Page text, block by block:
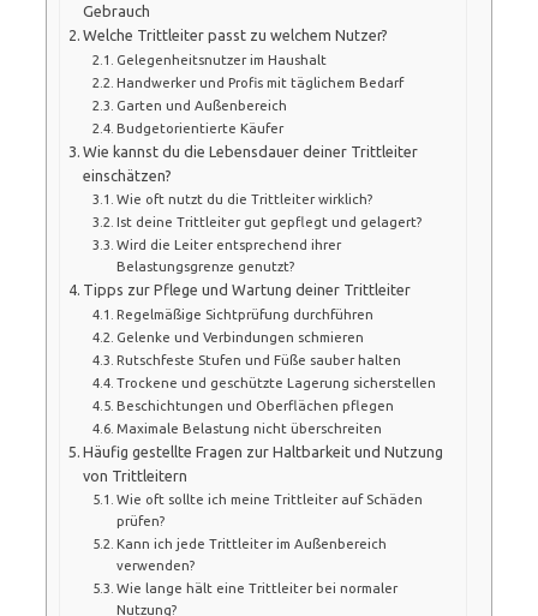
Gebrauch
Welche Trittleiter passt zu welchem Nutzer?
Gelegenheitsnutzer im Haushalt
Handwerker und Profis mit täglichem Bedarf
Garten und Außenbereich
Budgetorientierte Käufer
Wie kannst du die Lebensdauer deiner Trittleiter
einschätzen?
Wie oft nutzt du die Trittleiter wirklich?
Ist deine Trittleiter gut gepflegt und gelagert?
Wird die Leiter entsprechend ihrer
Belastungsgrenze genutzt?
Tipps zur Pflege und Wartung deiner Trittleiter
Regelmäßige Sichtprüfung durchführen
Gelenke und Verbindungen schmieren
Rutschfeste Stufen und Füße sauber halten
Trockene und geschützte Lagerung sicherstellen
Beschichtungen und Oberflächen pflegen
Maximale Belastung nicht überschreiten
Häufig gestellte Fragen zur Haltbarkeit und Nutzung
von Trittleitern
Wie oft sollte ich meine Trittleiter auf Schäden
prüfen?
Kann ich jede Trittleiter im Außenbereich
verwenden?
Wie lange hält eine Trittleiter bei normaler
Nutzung?